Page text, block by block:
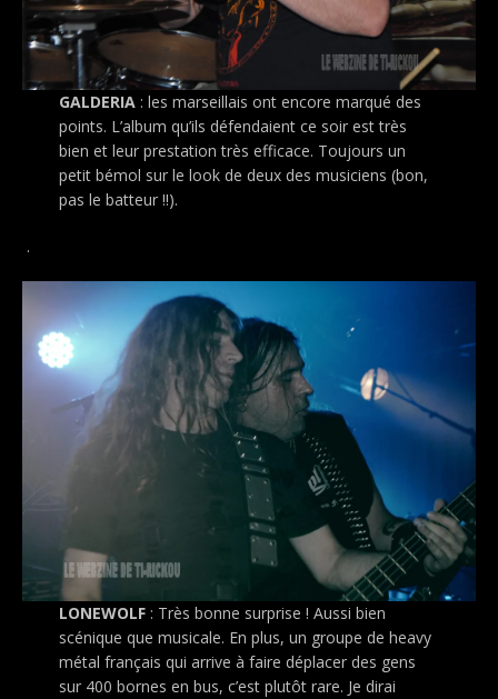
GALDERIA: les marseillais ont encore marqué des
points. L’album qu’ils défendaient ce soir est très
bien et leur prestation très efficace. Toujours un
petit bémol sur le look de deux des musiciens (bon,
pas le batteur !!).
.
LONEWOLF: Très bonne surprise ! Aussi bien
scénique que musicale. En plus, un groupe de heavy
métal français qui arrive à faire déplacer des gens
sur 400 bornes en bus, c’est plutôt rare. Je dirai